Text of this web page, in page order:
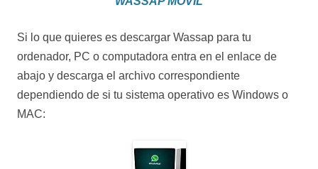
Si lo que quieres es descargar Wassap para tu
ordenador, PC o computadora entra en el enlace de
abajo y descarga el archivo correspondiente
dependiendo de si tu sistema operativo es Windows o
MAC: